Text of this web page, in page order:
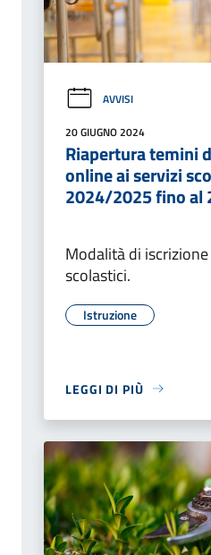
AVVISI
20 GIUGNO 2024
Riapertura temini
online ai servizi
2024/2025 fino al
Modalità di
scolastici.
Istruzione
LEGGI DI PIÙ